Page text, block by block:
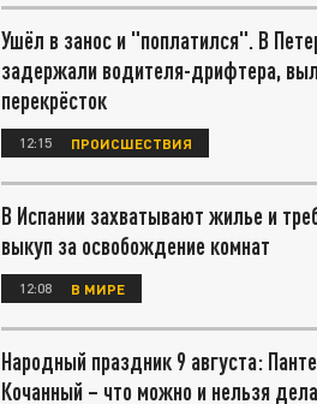
Ушёл в занос и "поплатился". В
задержали водителя-дрифтера,
перекрёсток
12:15 ПРОИСШЕСТВИЯ
В Испании захватывают жилье и
выкуп за освобождение комнат
12:08 В МИРЕ
Народный праздник 9 августа:
Кочанный – что можно и нельзя